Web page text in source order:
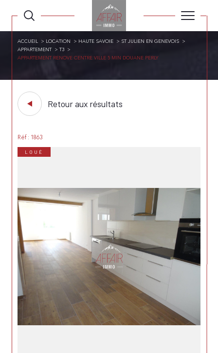
ACCUEIL LOCATION HAUTE SAVOIE
ST JULIEN EN GENEVOIS
APPARTEMENT
T3
APPARTEMENT RENOVE CENTRE VILLE 5 MIN DOUANE PERLY
Retour aux résultats
Réf : 1863
LOUÉ